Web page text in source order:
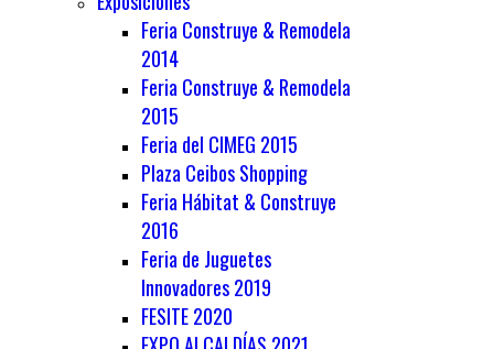
Feria Construye & Remodela
2014
Feria Construye & Remodela
2015
Feria del CIMEG 2015
Plaza Ceibos Shopping
Feria Hábitat & Construye
2016
Feria de Juguetes
Innovadores 2019
FESITE 2020